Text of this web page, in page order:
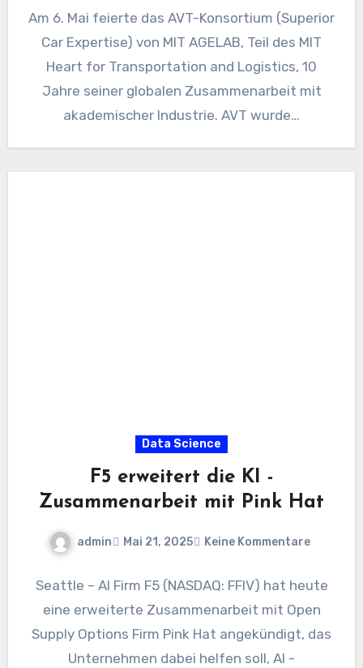
Am 6. Mai feierte das AVT-Konsortium (Superior
Car Expertise) von MIT AGELAB, Teil des MIT
Heart for Transportation and Logistics, 10
Jahre seiner globalen Zusammenarbeit mit
akademischer Industrie. AVT wurde…
Data Science
F5 erweitert die KI -
Zusammenarbeit mit Pink Hat
admin Mai 21, 2025 Keine Kommentare
Seattle – AI Firm F5 (NASDAQ: FFIV) hat heute
eine erweiterte Zusammenarbeit mit Open
Supply Options Firm Pink Hat angekündigt, das
Unternehmen dabei helfen soll, AI -